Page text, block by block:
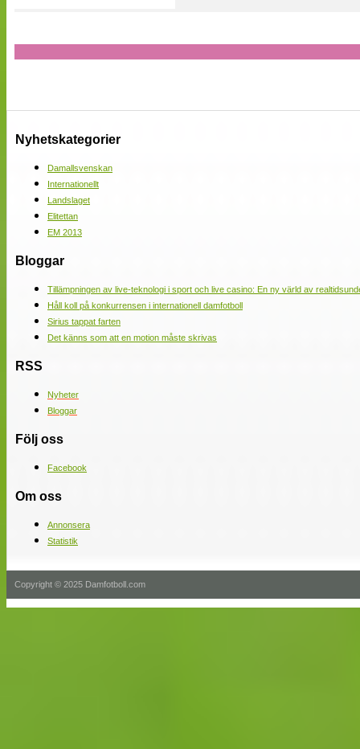
Nyhetskategorier
Damallsvenskan
Internationellt
Landslaget
Elitettan
EM 2013
Bloggar
Tillämpningen av live-teknologi i sport och live casino: En ny värld av
Håll koll på konkurrensen i internationell damfotboll
Sirius tappat farten
Det känns som att en motion måste skrivas
RSS
Nyheter
Bloggar
Följ oss
Facebook
Om oss
Annonsera
Statistik
Copyright © 2025 Damfotboll.com